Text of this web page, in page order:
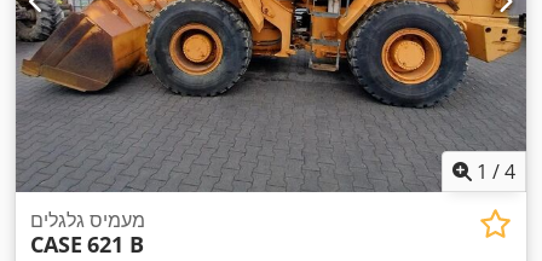
1 /4
מעמיס גלגלים
CASE 621 B